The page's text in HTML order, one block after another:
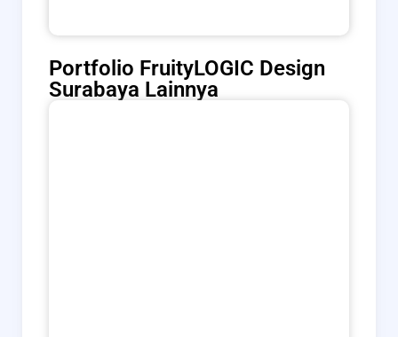
Portfolio FruityLOGIC Design
Surabaya Lainnya